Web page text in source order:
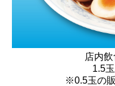
店内
1.5
※0.5玉の